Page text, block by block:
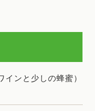
ンと少しの蜂蜜）